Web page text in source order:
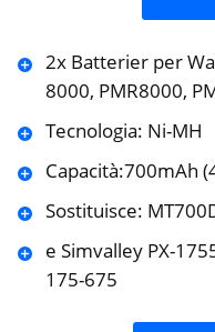
2x Batterier per
8000, PMR8000,
Tecnologia: Ni-MH
Capacità:700mAh
Sostituisce:
e Simvalley PX-
175-675